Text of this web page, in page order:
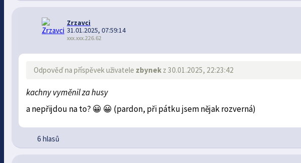
Zrzavci
31.01.2025, 07:59:14
xxx.xxx.226.62
Odpověď na příspěvek uživatele zbynek z 30.01.2025, 22:23:42
kachny vyměnil za husy
a nepřijdou na to? 😀 😀 (pardon, při pátku jsem nějak rozverná)
6 hlasů